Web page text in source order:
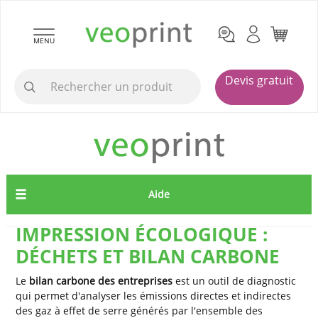
MENU
Devis gratuit
Aide
IMPRESSION ÉCOLOGIQUE :
DÉCHETS ET BILAN CARBONE
Le bilan carbone des entreprises est un outil de diagnostic
qui permet d'analyser les émissions directes et indirectes
des gaz à effet de serre générés par l'ensemble des